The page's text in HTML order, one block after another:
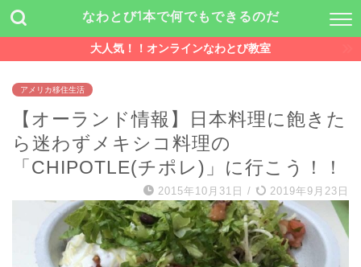
なわとび1本で何でもできるのだ
大人気！！オンラインなわとび教室
アメリカ移住生活
【オーランド情報】日本料理に飽きた
ら迷わずメキシコ料理の
「CHIPOTLE(チポレ)」に行こう！！
2015年10月31日 / 2019年9月23日